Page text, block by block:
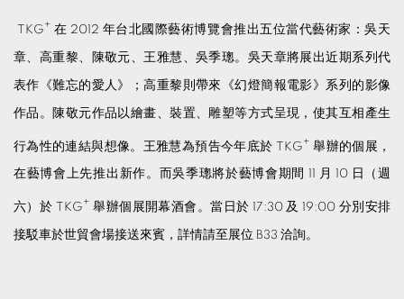
TKG+ 在 2012 年台北國際藝術博覽會推出五位當代藝術家：吳天
章、高重黎、陳敬元、王雅慧、吳季璁。吳天章將展出近期系列代
表作《難忘的愛人》；高重黎則帶來《幻燈簡報電影》系列的影像
作品。陳敬元作品以繪畫、裝置、雕塑等方式呈現，使其互相產生
行為性的連結與想像。王雅慧為預告今年底於 TKG+ 舉辦的個展，
在藝博會上先推出新作。而吳季璁將於藝博會期間 11 月 10 日（週
六）於 TKG+ 舉辦個展開幕酒會。當日於 17:30 及 19:00 分別安排
接駁車於世貿會場接送來賓，詳情請至展位 B33 洽詢。